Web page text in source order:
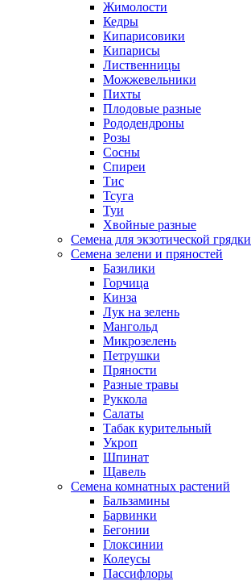
Жимолости
Кедры
Кипарисовики
Кипарисы
Лиственницы
Можжевельники
Пихты
Плодовые разные
Рододендроны
Розы
Сосны
Спиреи
Тис
Тсуга
Туи
Хвойные разные
Семена для экзотической грядки
Семена зелени и пряностей
Базилики
Горчица
Кинза
Лук на зелень
Мангольд
Микрозелень
Петрушки
Пряности
Разные травы
Руккола
Салаты
Табак курительный
Укроп
Шпинат
Щавель
Семена комнатных растений
Бальзамины
Барвинки
Бегонии
Глоксинии
Колеусы
Пассифлоры